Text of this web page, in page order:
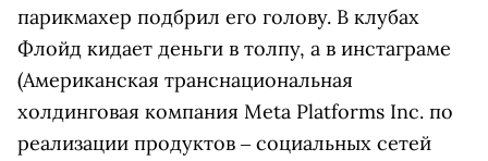
парикмахер подбрил его голову. В клубах
Флойд кидает деньги в толпу, а в инстаграме
(Американская транснациональная
холдинговая компания Meta Platforms Inc. по
реализации продуктов ‒ социальных сетей